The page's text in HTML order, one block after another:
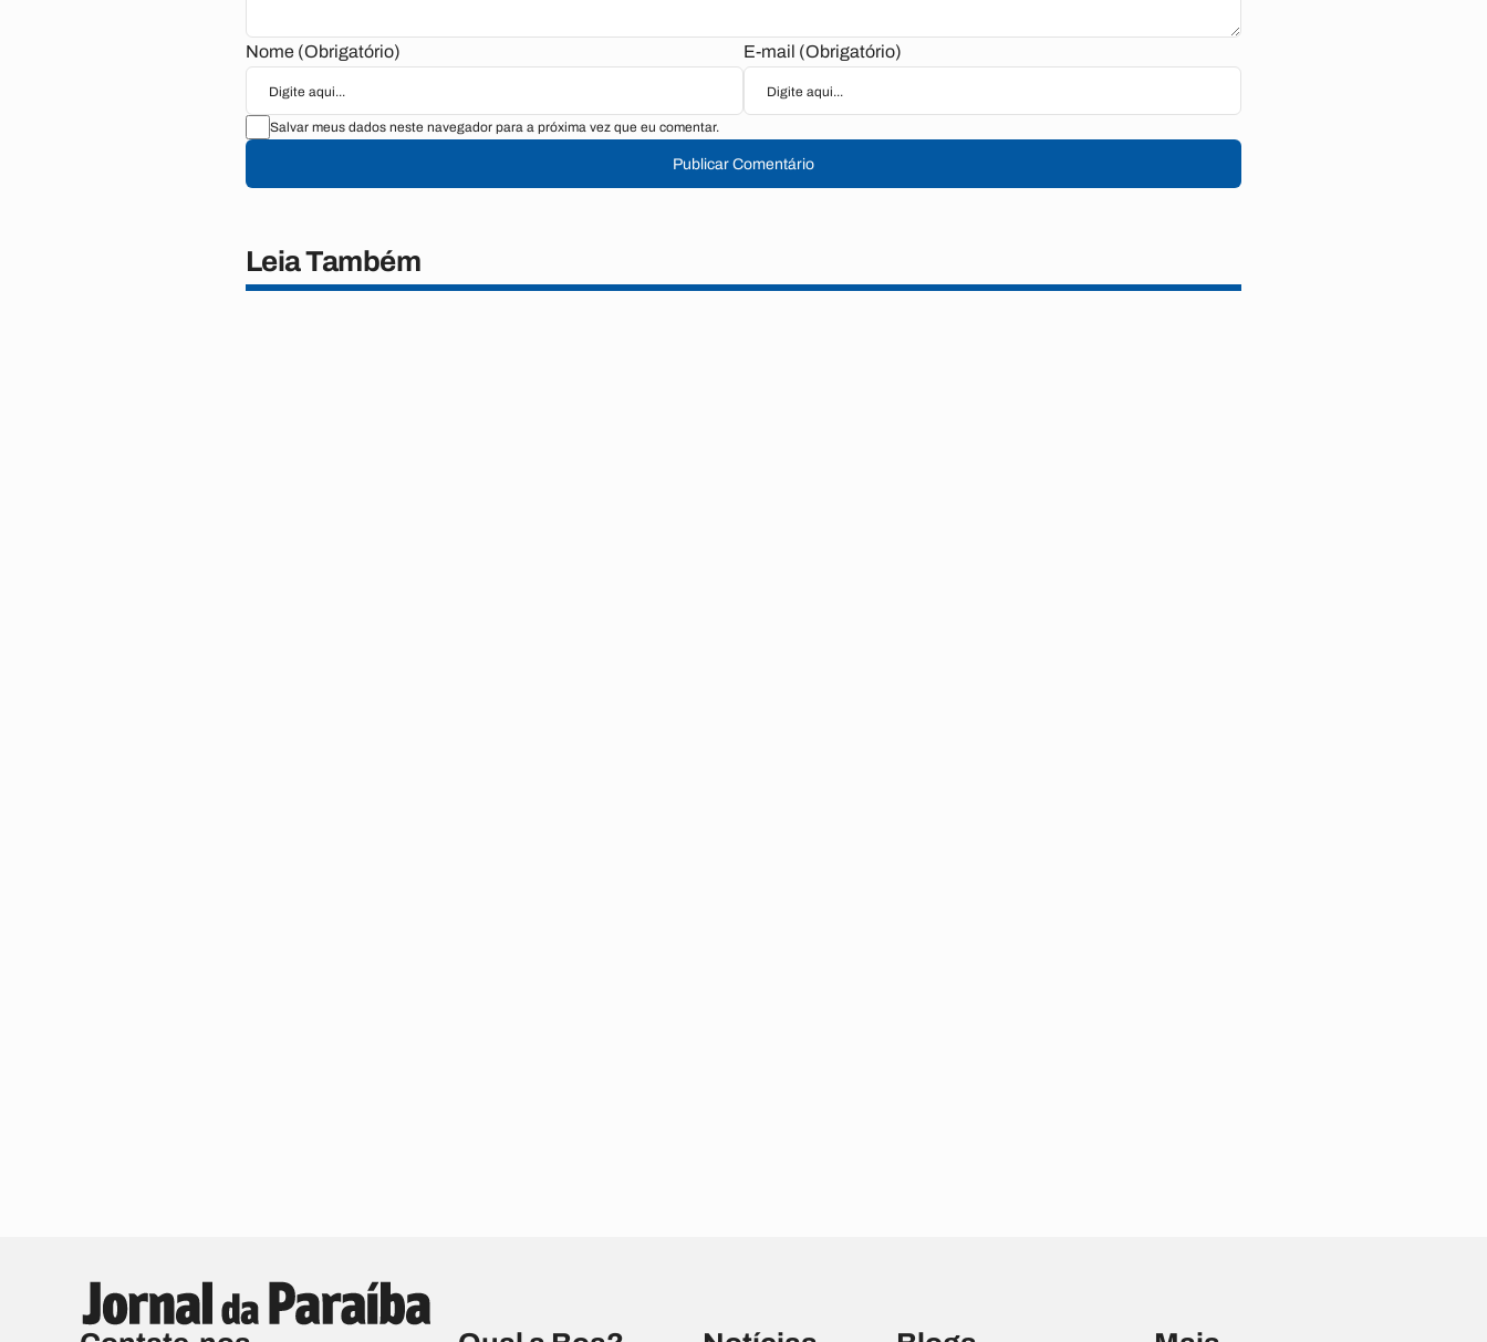
Nome (Obrigatório) E-mail (Obrigatório)
Salvar meus dados neste navegador para a próxima vez que eu comentar.
Publicar Comentário
Leia Também